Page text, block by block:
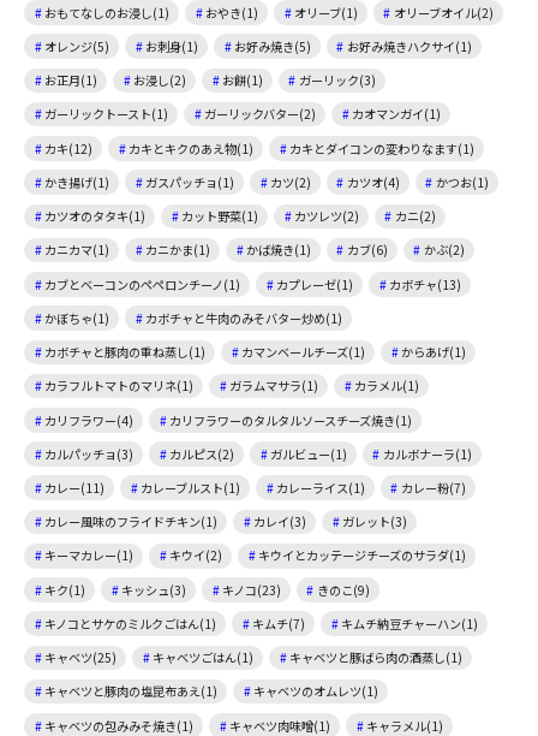
おもてなしのお浸し(1)
おやき(1) オリーブ(1)
オリーブオイル(2)
オレンジ(5)
お刺身(1) お好み焼き(5)
お好み焼きハクサイ(1)
お正月(1)
お浸し(2) お餅(1)
ガーリック(3)
ガーリックトースト(1)
ガーリックバター(2)
カオマンガイ(1)
カキ(12)
カキとキクのあえ物(1)
カキとダイコンの変わりなます(1)
かき揚げ(1)
ガスパッチョ(1) カツ(2) カツオ(4)
かつお(1)
カツオのタタキ(1)
カット野菜(1) カツレツ(2)
カニ(2)
カニカマ(1)
カニかま(1) かば焼き(1) カブ(6)
かぶ(2)
カブとベーコンのペペロンチーノ(1)
カプレーゼ(1)
カボチャ(13)
かぼちゃ(1)
カボチャと牛肉のみそバター炒め(1)
カボチャと豚肉の重ね蒸し(1)
カマンベールチーズ(1)
からあげ(1)
カラフルトマトのマリネ(1)
ガラムマサラ(1)
カラメル(1)
カリフラワー(4)
カリフラワーのタルタルソースチーズ焼き(1)
カルパッチョ(3)
カルピス(2) ガルビュー(1)
カルボナーラ(1)
カレー(11)
カレーブルスト(1) カレーライス(1)
カレー粉(7)
カレー風味のフライドチキン(1)
カレイ(3)
ガレット(3)
キーマカレー(1)
キウイ(2)
キウイとカッテージチーズのサラダ(1)
キク(1)
キッシュ(3) キノコ(23)
きのこ(9)
キノコとサケのミルクごはん(1)
キムチ(7)
キムチ納豆チャーハン(1)
キャベツ(25)
キャベツごはん(1)
キャベツと豚ばら肉の酒蒸し(1)
キャベツと豚肉の塩昆布あえ(1)
キャベツのオムレツ(1)
キャベツの包みみそ焼き(1)
キャベツ肉味噌(1)
キャラメル(1)